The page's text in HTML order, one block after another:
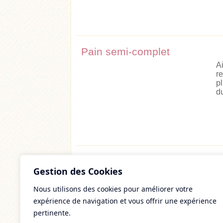
Gestion des Cookies
Nous utilisons des cookies pour améliorer votre
expérience de navigation et vous offrir une expérience
pertinente.
Pain semi-complet